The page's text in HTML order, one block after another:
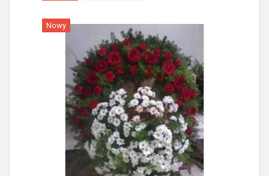
Nowy